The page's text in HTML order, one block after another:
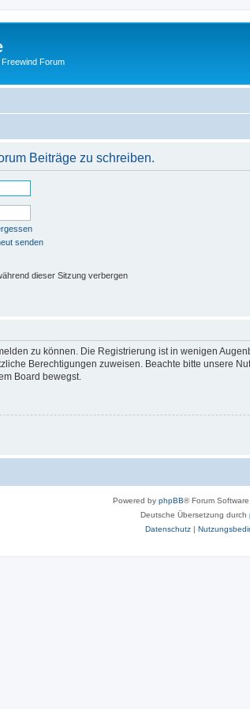
Forum
Beiträge zu schreiben.
senden
dieser Sitzung verbergen
zu können. Die Registrierung ist in wenigen
Berechtigungen zuweisen. Beachte bitte unsere
Board bewegst.
Powered by phpBB® Forum
Deutsche Übersetzung durch
Datenschutz|